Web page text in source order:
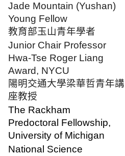
Jade Mountain (Yushan)
Young Fellow
教育部玉山青年學者
Junior Chair Professor
Hwa-Tse Roger Liang
Award, NYCU
陽明交通大學梁華哲青年講
座教授
The Rackham
Predoctoral Fellowship,
University of Michigan
National Science